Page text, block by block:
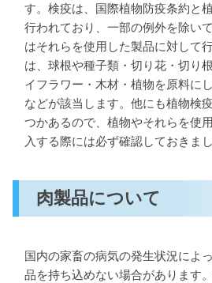
す。検疫は、国際植物防疫条約と
行われており、一部の例外を除い
はそれらを使用した製品に対して
は、球根や種子類・切り花・切り
イフラワー・木材・植物を原料に
などが該当します。他にも植物検
つかあるので、植物やそれらを使
入する際には必ず確認しておきまし
肉製品について
国内の家畜の病気の発生状況によ
品を持ち込めない場合があります